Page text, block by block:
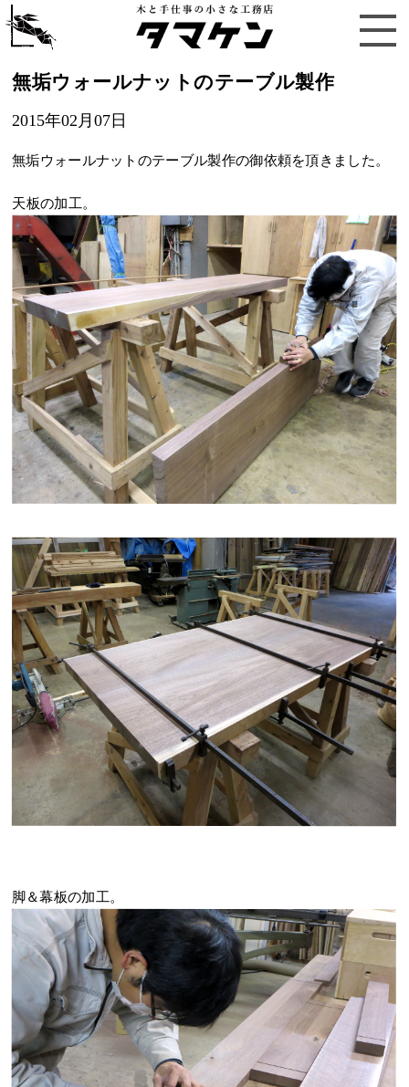
無垢ウォールナットのテーブル製作
2015年02月07日
無垢ウォールナットのテーブル製作の御依頼を頂きました。
天板の加工。
脚＆幕板の加工。